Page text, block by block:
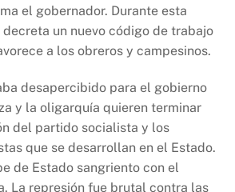
el gobernador. Durante esta
un nuevo código de trabajo
a los obreros y campesinos.
desapercibido para el gobierno
y la oligarquía quieren terminar
del partido socialista y los
que se desarrollan en el Estado.
de Estado sangriento con el
La represión fue brutal contra las